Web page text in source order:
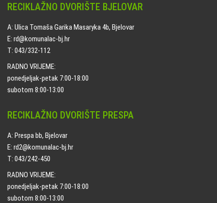
RECIKLAŽNO DVORIŠTE BJELOVAR
A: Ulica Tomaša Garika Masaryka 4b, Bjelovar
E: rd@komunalac-bj.hr
T: 043/332-112
RADNO VRIJEME:
ponedjeljak-petak 7:00-18:00
subotom 8:00-13:00
RECIKLAŽNO DVORIŠTE PRESPA
A: Prespa bb, Bjelovar
E: rd2@komunalac-bj.hr
T: 043/242-450
RADNO VRIJEME:
ponedjeljak-petak 7:00-18:00
subotom 8:00-13:00